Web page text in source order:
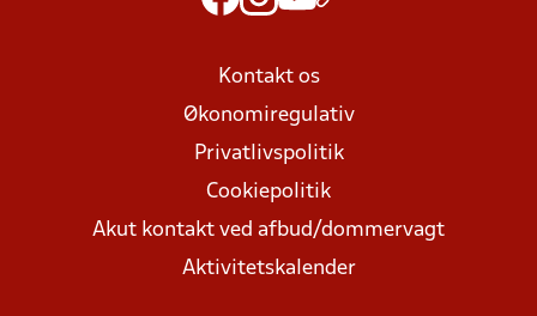
Kontakt os
Økonomiregulativ
Privatlivspolitik
Cookiepolitik
Akut kontakt ved afbud/dommervagt
Aktivitetskalender